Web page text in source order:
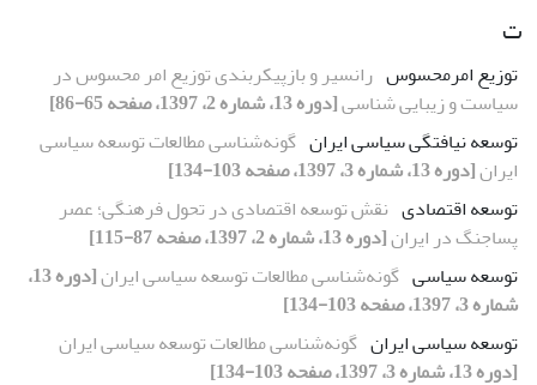
ت
توزیع امرمحسوس رانسیر و بازپیکربندی توزیع امر محسوس در
سیاست و زیبایی شناسی[دوره 13، شماره 2، 1397، صفحه 65-86]
توسعه نیافتگی سیاسی ایران گونه‌شناسی مطالعات توسعه سیاسی
ایران[دوره 13، شماره 3، 1397، صفحه 103-134]
توسعه اقتصادی نقش توسعه اقتصادی در تحول فرهنگی؛ عصر
پساجنگ در ایران[دوره 13، شماره 2، 1397، صفحه 87-115]
توسعه سیاسی گونه‌شناسی مطالعات توسعه سیاسی ایران
[دوره 13،
شماره 3، 1397، صفحه 103-134]
توسعه سیاسی ایران گونه‌شناسی مطالعات توسعه سیاسی ایران
[دوره 13، شماره 3، 1397، صفحه 103-134]